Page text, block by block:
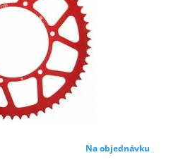
Na objednávku